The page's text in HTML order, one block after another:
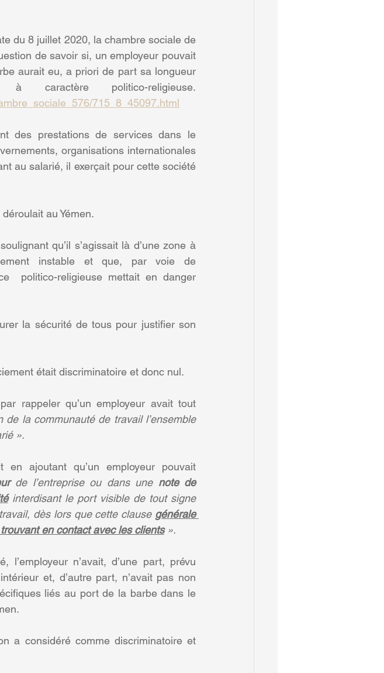
du 8 juillet 2020, la chambre sociale de
de savoir si, un employeur pouvait
aurait eu, a priori de part sa longueur
715_8_45097.html
des prestations de services dans le
organisations internationales
au salarié, il exerçait pour cette société
au Yémen.
qu’il s’agissait là d’une zone à
instable et que, par voie de
politico-religieuse mettait en danger
la sécurité de tous pour justifier son
était discriminatoire et donc nul.
rappeler qu’un employeur avait tout
la communauté de travail l’ensemble
».
ajoutant qu’un employeur pouvait
de l’entreprise ou dans une note de
interdisant le port visible de tout signe
dès lors que cette clause générale
en contact avec les clients ».
n’avait, d’une part, prévu
et, d’autre part, n’avait pas non
liés au port de la barbe dans le
a considéré comme discriminatoire et